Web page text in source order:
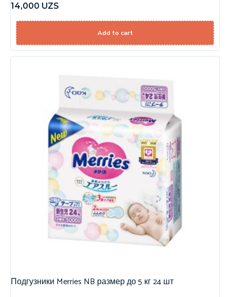
14,000 UZS
Add to cart
Подгузники Merries NB размер до 5 кг 24 шт